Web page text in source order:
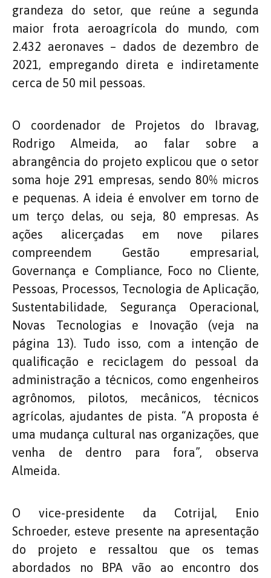
grandeza do setor, que reúne a segunda
maior frota aeroagrícola do mundo, com
2.432 aeronaves – dados de dezembro de
2021, empregando direta e indiretamente
cerca de 50 mil pessoas.
O coordenador de Projetos do Ibravag,
Rodrigo Almeida, ao falar sobre a
abrangência do projeto explicou que o setor
soma hoje 291 empresas, sendo 80% micros
e pequenas. A ideia é envolver em torno de
um terço delas, ou seja, 80 empresas. As
ações alicerçadas em nove pilares
compreendem Gestão empresarial,
Governança e Compliance, Foco no Cliente,
Pessoas, Processos, Tecnologia de Aplicação,
Sustentabilidade, Segurança Operacional,
Novas Tecnologias e Inovação (veja na
página 13). Tudo isso, com a intenção de
qualificação e reciclagem do pessoal da
administração a técnicos, como engenheiros
agrônomos, pilotos, mecânicos, técnicos
agrícolas, ajudantes de pista. “A proposta é
uma mudança cultural nas organizações, que
venha de dentro para fora”, observa
Almeida.
O vice-presidente da Cotrijal, Enio
Schroeder, esteve presente na apresentação
do projeto e ressaltou que os temas
abordados no BPA vão ao encontro dos